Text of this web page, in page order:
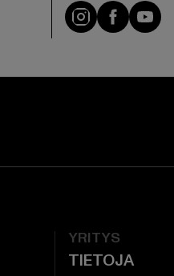
Visit our
Visit
YRITYS
TIETOJA